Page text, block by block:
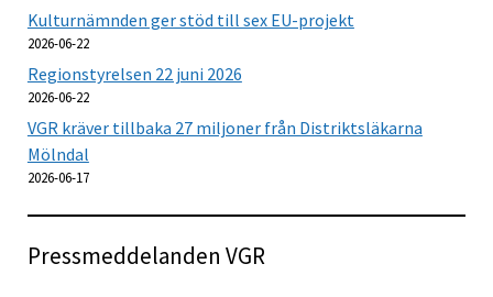
Kulturnämnden ger stöd till sex EU-projekt
2026-06-22
Regionstyrelsen 22 juni 2026
2026-06-22
VGR kräver tillbaka 27 miljoner från Distriktsläkarna
Mölndal
2026-06-17
Pressmeddelanden VGR